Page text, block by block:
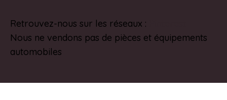
Retrouvez-nous sur les réseaux :
Nous ne vendons pas de pièces et équipements
automobiles